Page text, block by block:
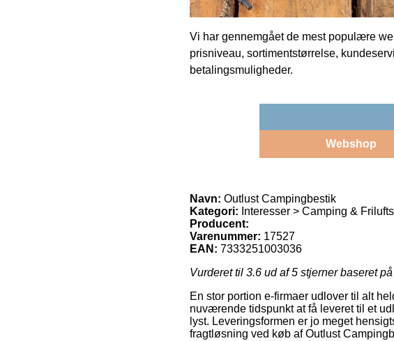
Vi har gennemgået de mest populære
prisniveau, sortimentstørrelse,
betalingsmuligheder.
Webshop
Navn: Outlust Campingbestik
Kategori: Interesser > Camping &
Producent:
Varenummer: 17527
EAN: 7333251003036
Vurderet til 3.6 ud af 5 stjerner baseret på
En stor portion e-firmaer udlover til alt
nuværende tidspunkt at få leveret til et
lyst. Leveringsformen er jo meget
fragtløsning ved køb af Outlust